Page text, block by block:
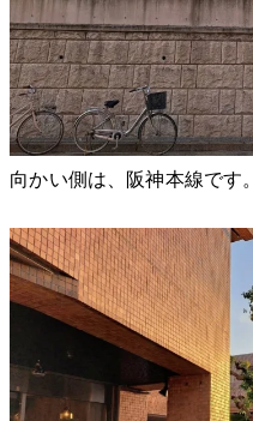
向かい側は、阪神本線です。